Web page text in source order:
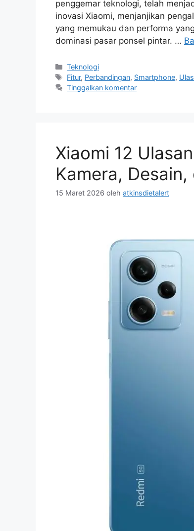
penggemar teknologi, telah
inovasi Xiaomi, menjanjikan
yang memukau dan performa
dominasi pasar ponsel pintar. …
Kategori
Teknologi
Tag
Fitur, Perbandingan, Smartphone,
Tinggalkan komentar
Xiaomi 12
Kamera,
15 Maret 2026 oleh atkinsdietalert